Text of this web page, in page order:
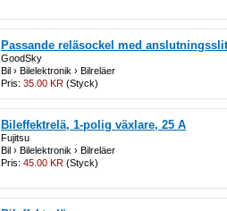
Passande reläsockel med
GoodSky
Bil › Bilelektronik › Bilreläer
Pris: 35.00 KR (Styck)
Bileffektrelä, 1-polig växlare, 25 A
Fujitsu
Bil › Bilelektronik › Bilreläer
Pris: 45.00 KR (Styck)